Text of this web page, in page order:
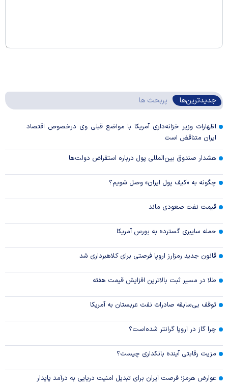
جدیدترین‌ها پربحث ها
اظهارات وزیر خزانه‌داری آمریکا با مواضع قبلی وی درخصوص اقتصاد
ایران متناقض است
هشدار صندوق بین‌المللی پول درباره استقراض دولت‌ها
چگونه به «کیف پول ایران» وصل شویم؟
قیمت نفت صعودی ماند
حمله سایبری گسترده به بورس آمریکا
قانون جدید رمزارز اروپا فرصتی برای کلاهبرداری شد
طلا در مسیر ثبت بالاترین افزایش قیمت هفته
توقف بی‌سابقه صادرات نفت عربستان به آمریکا
چرا گاز در اروپا گرانتر شده‌است؟
مزیت رقابتی آینده بانکداری چیست؟
عوارض هرمز؛ فرصت ایران برای تبدیل امنیت دریایی به درآمد پایدار